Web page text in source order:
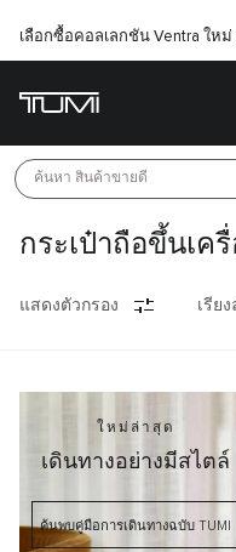
เลือกซื้อคอลเลกชัน Ventra ให
ค้นหา สินค้าขายดี
กระเป๋าถือขึ้นเครื่
แสดงตัวกรอง เรีย
ใหม่ล่าสุด
เดินทางอย่างมีสไตล์
ค้นพบคู่มือการเดินทางฉบับ TUMI